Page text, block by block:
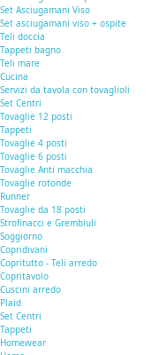
Set Asciugamani Viso
Set asciugamani viso + ospite
Teli doccia
Tappeti bagno
Teli mare
Cucina
Servizi da tavola con tovaglioli
Set Centri
Tovaglie 12 posti
Tappeti
Tovaglie 4 posti
Tovaglie 6 posti
Tovaglie Anti macchia
Tovaglie rotonde
Runner
Tovaglie da 18 posti
Strofinacci e Grembiuli
Soggiorno
Copridivani
Copritutto - Teli arredo
Copritavolo
Cuscini arredo
Plaid
Set Centri
Tappeti
Homewear